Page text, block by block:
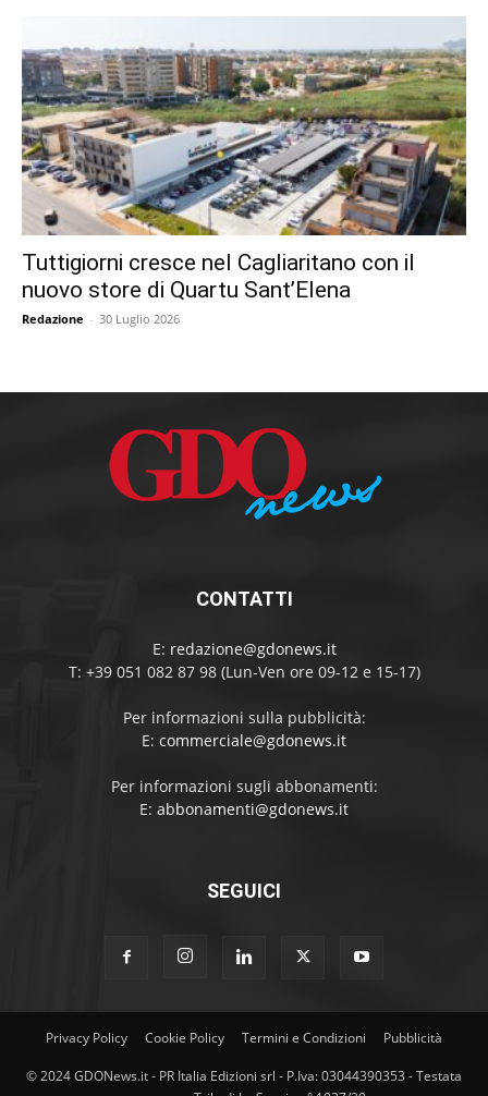
Tuttigiorni cresce nel Cagliaritano con il
nuovo store di Quartu Sant’Elena
Redazione - 30 Luglio 2026
CONTATTI
E: redazione@gdonews.it
T: +39 051 082 87 98 (Lun-Ven ore 09-12 e 15-17)
Per informazioni sulla pubblicità:
E: commerciale@gdonews.it
Per informazioni sugli abbonamenti:
E: abbonamenti@gdonews.it
SEGUICI
Privacy Policy Cookie Policy Termini e Condizioni Pubblicità
© 2024 GDONews.it - PR Italia Edizioni srl - P.Iva: 03044390353 - Testata